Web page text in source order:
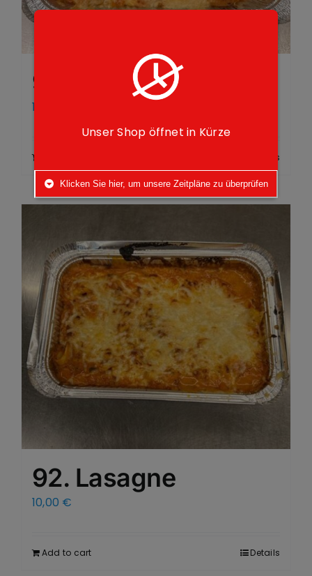
93. Trio-Teller
10,00
Details
92. Lasagne
10,00 €
Add to cart Details
Unser Shop öffnet in Kürze
Klicken Sie hier, um unsere Zeitpläne zu überprüfen